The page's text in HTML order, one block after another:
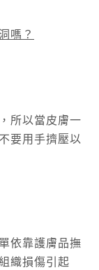
嗎？
所以當皮膚一
要用手擠壓以
依靠護膚品撫
織損傷引起